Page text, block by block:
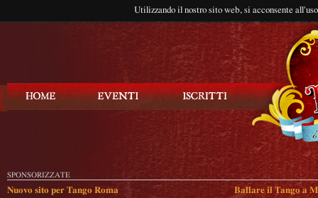
Utilizzando il nostro sito web, si acconsente
SPONSORIZZATE
Nuovo sito per Tango Roma Ballare il Tango a